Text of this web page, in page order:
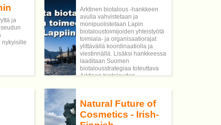
ja
nykyisille
Arktinen biotalous -hankkeen
avulla vahvistetaan ja
monipuolistetaan Lapin
biotaloustoimijoiden yhteistyötä
toimiala- ja organisaatiorajat
ylittävällä koordinaatiolla ja
viestinnällä. Lisäksi hankkeessa
laaditaan Suomen
biotalousstrategiaa toteuttava
Arktisen biotalouden
Natural Future of
Cosmetics - Irish-